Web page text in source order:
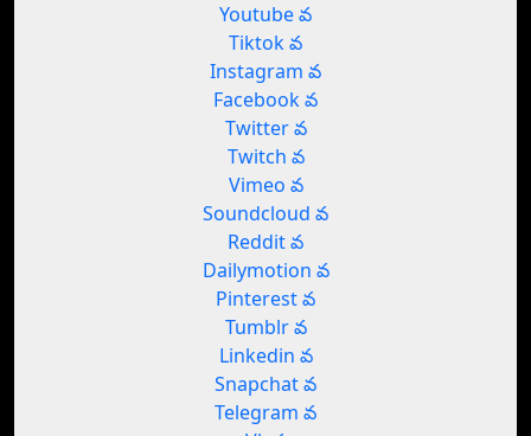
Youtube వ
Tiktok వ
Instagram వ
Facebook వ
Twitter వ
Twitch వ
Vimeo వ
Soundcloud వ
Reddit వ
Dailymotion వ
Pinterest వ
Tumblr వ
Linkedin వ
Snapchat వ
Telegram వ